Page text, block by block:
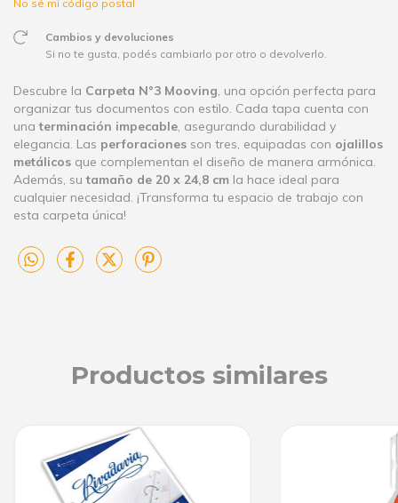
No sé mi código postal
Cambios y devoluciones
Si no te gusta, podés cambiarlo por otro o devolverlo.
Descubre la Carpeta N°3 Mooving, una opción perfecta para
organizar tus documentos con estilo. Cada tapa cuenta con
unaterminación impecable, asegurando durabilidad y
elegancia. Las perforaciones son tres, equipadas con ojalillos
metálicos que complementan el diseño de manera armónica.
Además, sutamaño de 20 x 24,8 cm la hace ideal para
cualquier necesidad. ¡Transforma tu espacio de trabajo con
esta carpeta única!
Productos similares